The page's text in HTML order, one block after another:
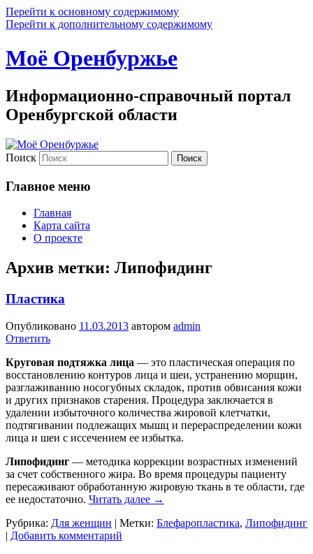
Перейти к основному содержимому
Перейти к дополнительному содержимому
Моё Оренбуржье
Информационно-справочный портал
Оренбургской области
Поиск
Главное меню
Главная
Карта сайта
О проекте
Архив метки: Липофидинг
Пластика
Опубликовано 11.03.2013 автором admin
Ответить
Круговая подтяжка лица — это пластическая операция по
восстановлению контуров лица и шеи, устранению морщин,
разглаживанию носогубных складок, против обвисания кожи
и других признаков старения. Процедура заключается в
удалении избыточного количества жировой клетчатки,
подтягивании подлежащих мышц и перераспределении кожи
лица и шеи с иссечением ее избытка.
Липофидинг — методика коррекции возрастных изменений
за счет собственного жира. Во время процедуры пациенту
пересаживают обработанную жировую ткань в те области, где
ее недостаточно. Читать далее →
Рубрика: Для женщин | Метки: Блефаропластика, Липофидинг
| Добавить комментарий